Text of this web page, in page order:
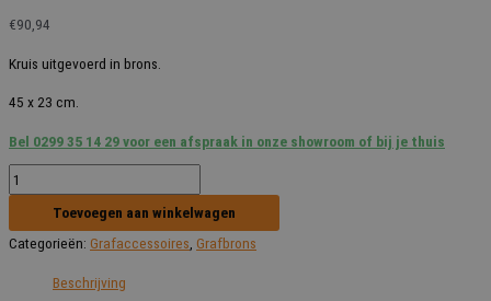
€90,94
Kruis uitgevoerd in brons.
45 x 23 cm.
Bel 0299 35 14 29 voor een afspraak in onze showroom of bij je thuis
Kruis
Cag
-
Toevoegen aan winkelwagen
Categorieën: Grafaccessoires Grafbrons
Beschrijving